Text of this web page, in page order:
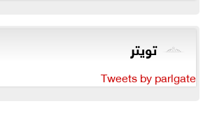
تويتر
Tweets by parlgate